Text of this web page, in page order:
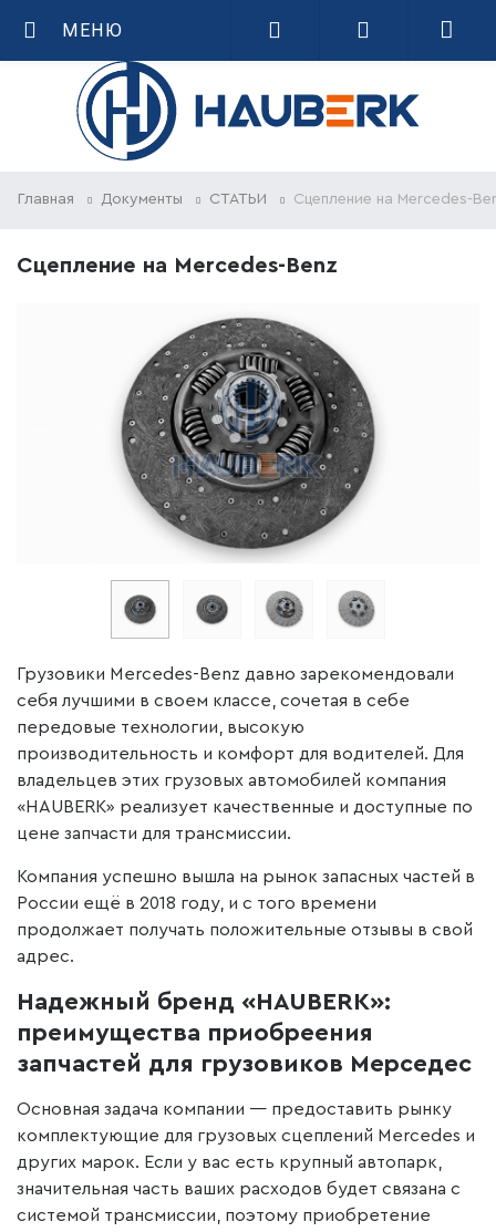
МЕНЮ
Главная Документы СТАТЬИ Сцепление на Mercedes-
Сцепление на Mercedes-Benz
Грузовики Mercedes-Benz давно зарекомендовали
себя лучшими в своем классе, сочетая в себе
передовые технологии, высокую
производительность и комфорт для водителей. Для
владельцев этих грузовых автомобилей компания
«HAUBERK» реализует качественные и доступные по
цене запчасти для трансмиссии.
Компания успешно вышла на рынок запасных частей в
России ещё в 2018 году, и с того времени
продолжает получать положительные отзывы в свой
адрес.
Надежный бренд «HAUBERK»:
преимущества приобреения
запчастей для грузовиков Мерседес
Основная задача компании — предоставить рынку
комплектующие для грузовых сцеплений Mercedes и
других марок. Если у вас есть крупный автопарк,
значительная часть ваших расходов будет связана с
системой трансмиссии, поэтому приобретение